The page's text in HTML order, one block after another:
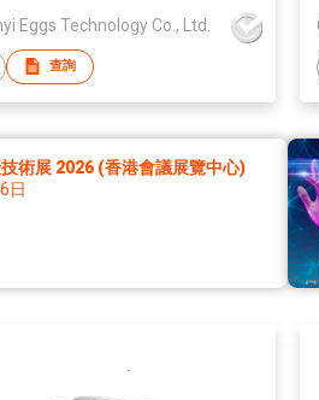
Eggs Technology Co., Ltd.
查詢
術展 2026 (香港會議展覽中心)
日